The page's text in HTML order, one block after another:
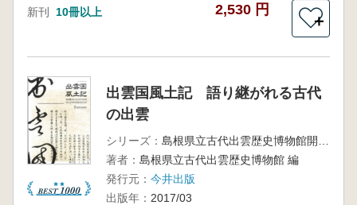
新刊 10冊以上 2,530 円
＋
出雲国風土記 語り継がれる古代
の出雲
シリーズ：
著者： 島根県立古代出雲歴史博物館 編
発行元： 今井出版
出版年： 2017/03